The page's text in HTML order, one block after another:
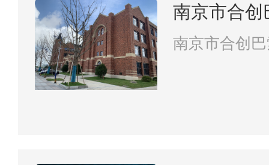
南京市合创
有限责任公
南京市合创